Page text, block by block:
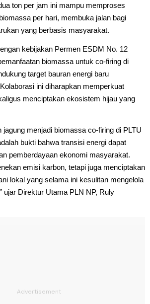
ton per jam ini mampu memproses
per hari, membuka jalan bagi
yang berbasis masyarakat.
kebijakan Permen ESDM No. 12
biomassa untuk co-firing di
target bauran energi baru
ini diharapkan memperkuat
menciptakan ekosistem hijau yang
jagung menjadi biomassa co-firing di PLTU
bukti bahwa transisi energi dapat
pemberdayaan ekonomi masyarakat.
emisi karbon, tetapi juga menciptakan
lokal yang selama ini kesulitan mengelola
ujar Direktur Utama PLN NP, Ruly